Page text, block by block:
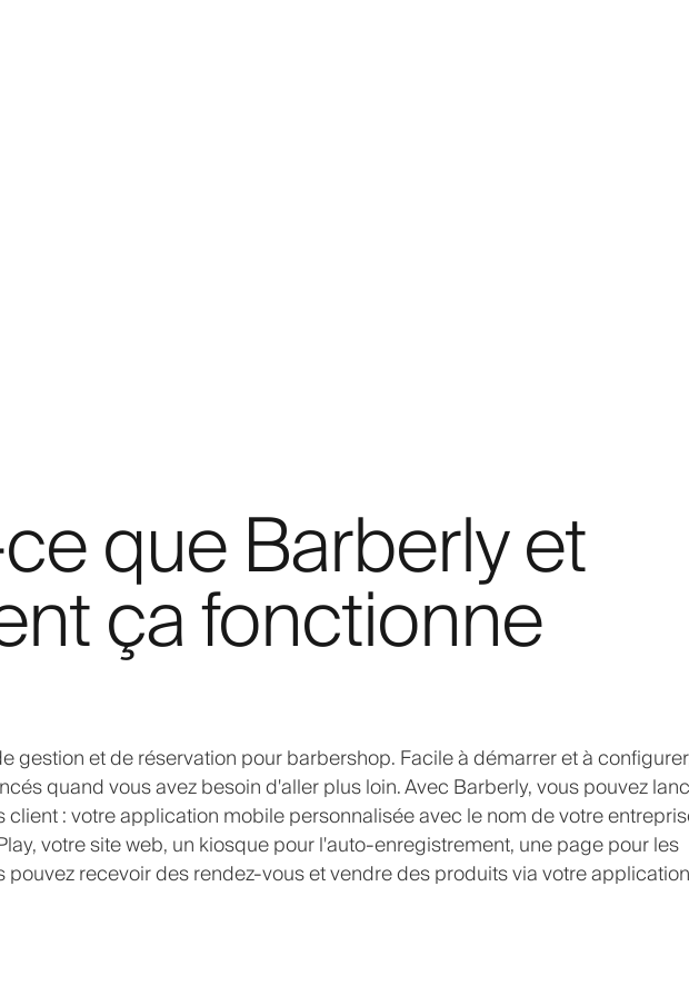
que Barberly et
ça fonctionne
gestion et de réservation pour barbershop. Facile à démarrer et à
quand vous avez besoin d'aller plus loin. Avec Barberly, vous pouvez
: votre application mobile personnalisée avec le nom de votre
votre site web, un kiosque pour l'auto-enregistrement, une page pour les
pouvez recevoir des rendez-vous et vendre des produits via votre application